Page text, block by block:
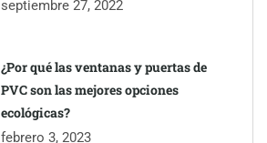
septiembre 27, 2022
¿Por qué las ventanas y puertas de
PVC son las mejores opciones
ecológicas?
febrero 3, 2023